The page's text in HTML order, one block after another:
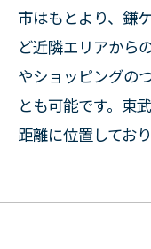
市はもとより、鎌
ど近隣エリアから
やショッピングの
とも可能です。東
距離に位置してお